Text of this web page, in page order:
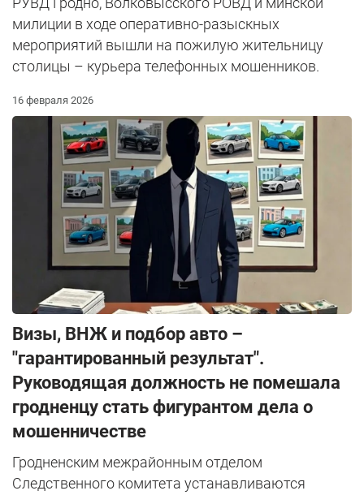
милиции в ходе оперативно-разыскных
мероприятий вышли на пожилую жительницу
столицы – курьера телефонных мошенников.
16 февраля 2026
Визы, ВНЖ и подбор авто –
"гарантированный результат".
Руководящая должность не помешала
гродненцу стать фигурантом дела о
мошенничестве
Гродненским межрайонным отделом
Следственного комитета устанавливаются